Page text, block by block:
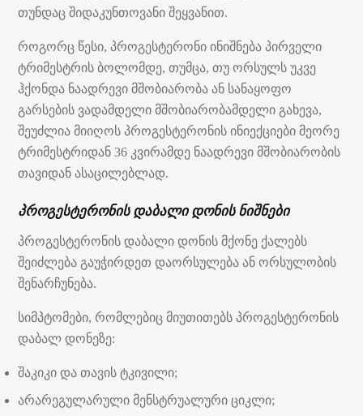
თუნდაც შიდაკუნთოვანი შეყვანით.
როგორც წესი, პროგესტერონი ინიშნება პირველი
ტრიმესტრის ბოლომდე, თუმცა, თუ ორსულს უკვე
ჰქონდა ნაადრევი მშობიარობა ან სანაყოფო
გარსების ვადამდელი მშობიარობამდელი გახევა,
შეუძლია მიიღოს პროგესტერონის ინიექციები მეორე
ტრიმესტრიდან 36 კვირამდე ნაადრევი მშობიარობის
თავიდან ასაცილებლად.
პროგესტერონის დაბალი დონის ნიშნები
პროგესტერონის დაბალი დონის მქონე ქალებს
შეიძლება გაუჭირდეთ დაორსულება ან ორსულობის
შენარჩუნება.
სიმპტომები, რომლებიც მიუთითებს პროგესტერონის
დაბალ დონეზე:
შაკიკი და თავის ტკივილი;
არარეგულარული მენსტრუალური ციკლი;